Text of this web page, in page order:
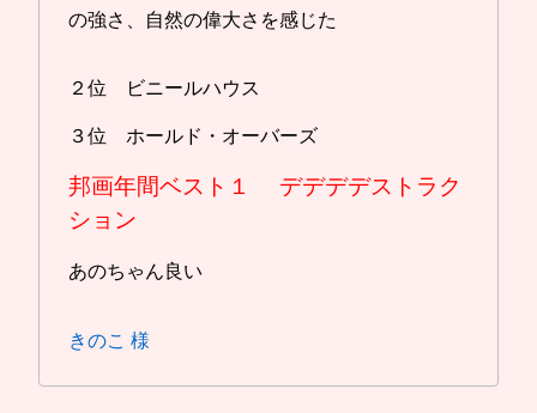
の強さ、自然の偉大さを感じた
２位 ビニールハウス
３位 ホールド・オーバーズ
邦画年間ベスト１
デデデデストラク
ション
あのちゃん良い
きのこ 様